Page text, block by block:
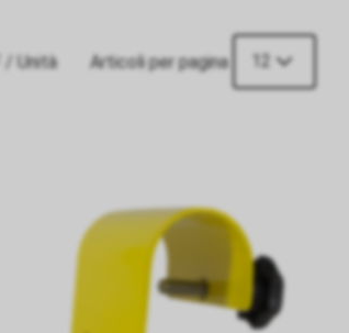
Articoli per pagina 12
/ Unità